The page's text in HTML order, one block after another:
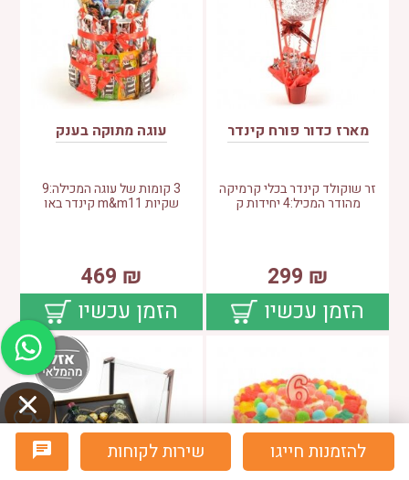
להזמנות חייגו שירות לקוחות
מארז כדור פורח קינדר
זר שוקולד קינדר בכלי קרמיקה
מהודר המכיל:4 יחידות ק
₪
299
הזמן עכשיו
עוגה מתוקה בענק
3 קומות של עוגה המכילה:9
שקיות m&m11 קינדר באו
₪
469
הזמן עכשיו